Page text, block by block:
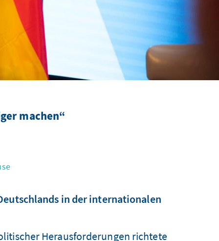
machen“
in der internationalen
Herausforderungen richtete